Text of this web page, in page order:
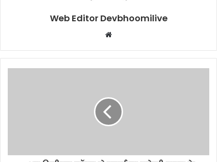
Web Editor Devbhoomilive
Website